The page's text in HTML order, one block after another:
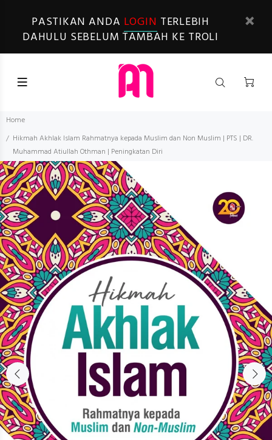
PASTIKAN ANDA LOGIN TERLEBIH
DAHULU SEBELUM TAMBAH KE TROLI
Home
Hikmah Akhlak Islam Rahmatnya kepada Muslim dan Non Muslim | PTS | DR.
Muhammad Atiullah Othman | Peningkatan Diri